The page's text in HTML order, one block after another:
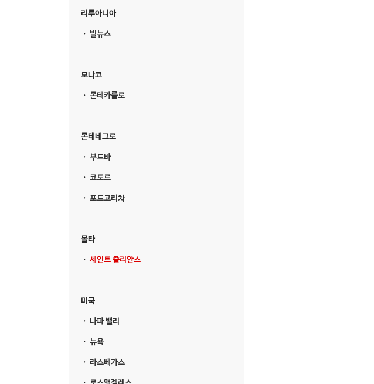
리투아니아
ㆍ 빌뉴스
모나코
ㆍ 몬테카를로
몬테네그로
ㆍ 부드바
ㆍ 코토르
ㆍ 포드고리차
몰타
ㆍ 세인트 줄리안스
미국
ㆍ 나파 밸리
ㆍ 뉴욕
ㆍ 라스베가스